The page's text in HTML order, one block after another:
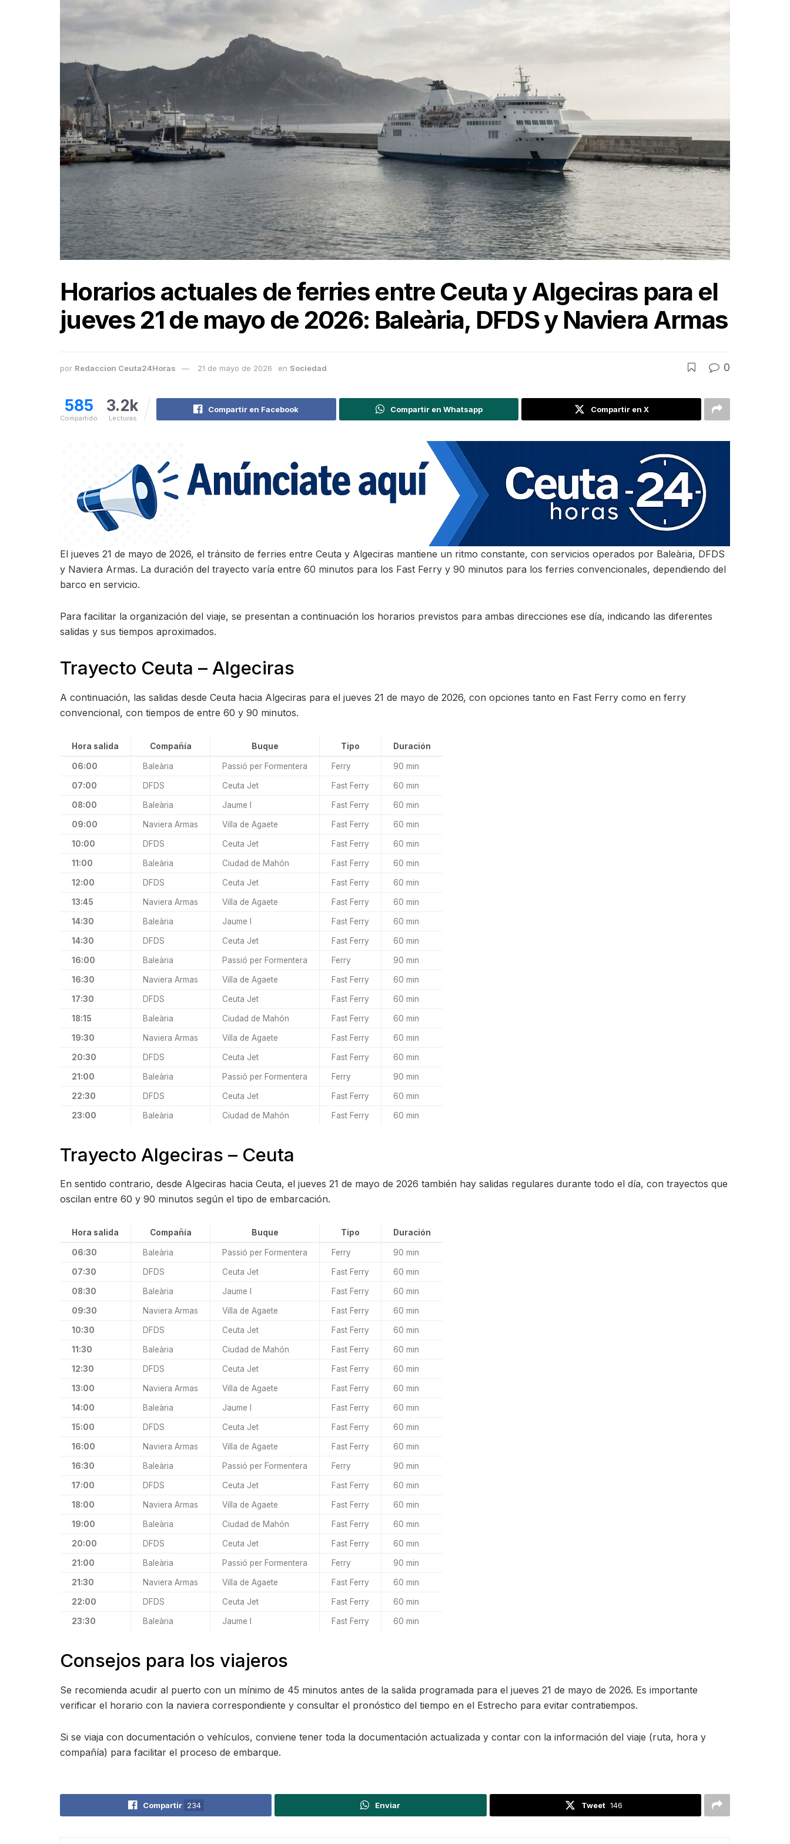
Horarios actuales de ferries entre Ceuta y Algeciras para el
jueves 21 de mayo de 2026: Baleària, DFDS y Naviera Armas
por Redaccion Ceuta24Horas 21 de mayo de 2026 en Sociedad 0
585
Compartido
3.2k
Lecturas
Compartir en Facebook Compartir en Whatsapp Compartir en X
El jueves 21 de mayo de 2026, el tránsito de ferries entre Ceuta y Algeciras mantiene un ritmo constante, con servicios operados por Baleària, DFDS
y Naviera Armas. La duración del trayecto varía entre 60 minutos para los Fast Ferry y 90 minutos para los ferries convencionales, dependiendo del
barco en servicio.
Para facilitar la organización del viaje, se presentan a continuación los horarios previstos para ambas direcciones ese día, indicando las diferentes
salidas y sus tiempos aproximados.
Trayecto Ceuta – Algeciras
A continuación, las salidas desde Ceuta hacia Algeciras para el jueves 21 de mayo de 2026, con opciones tanto en Fast Ferry como en ferry
convencional, con tiempos de entre 60 y 90 minutos.
Hora salida Compañía Buque Tipo Duración
06:00 Baleària Passió per Formentera Ferry 90 min
07:00 DFDS Ceuta Jet Fast Ferry 60 min
08:00 Baleària Jaume I Fast Ferry 60 min
09:00 Naviera Armas Villa de Agaete Fast Ferry 60 min
10:00 DFDS Ceuta Jet Fast Ferry 60 min
11:00 Baleària Ciudad de Mahón Fast Ferry 60 min
12:00 DFDS Ceuta Jet Fast Ferry 60 min
13:45 Naviera Armas Villa de Agaete Fast Ferry 60 min
14:30 Baleària Jaume I Fast Ferry 60 min
14:30 DFDS Ceuta Jet Fast Ferry 60 min
16:00 Baleària Passió per Formentera Ferry 90 min
16:30 Naviera Armas Villa de Agaete Fast Ferry 60 min
17:30 DFDS Ceuta Jet Fast Ferry 60 min
18:15 Baleària Ciudad de Mahón Fast Ferry 60 min
19:30 Naviera Armas Villa de Agaete Fast Ferry 60 min
20:30 DFDS Ceuta Jet Fast Ferry 60 min
21:00 Baleària Passió per Formentera Ferry 90 min
22:30 DFDS Ceuta Jet Fast Ferry 60 min
23:00 Baleària Ciudad de Mahón Fast Ferry 60 min
Trayecto Algeciras – Ceuta
En sentido contrario, desde Algeciras hacia Ceuta, el jueves 21 de mayo de 2026 también hay salidas regulares durante todo el día, con trayectos que
oscilan entre 60 y 90 minutos según el tipo de embarcación.
Hora salida Compañía Buque Tipo Duración
06:30 Baleària Passió per Formentera Ferry 90 min
07:30 DFDS Ceuta Jet Fast Ferry 60 min
08:30 Baleària Jaume I Fast Ferry 60 min
09:30 Naviera Armas Villa de Agaete Fast Ferry 60 min
10:30 DFDS Ceuta Jet Fast Ferry 60 min
11:30 Baleària Ciudad de Mahón Fast Ferry 60 min
12:30 DFDS Ceuta Jet Fast Ferry 60 min
13:00 Naviera Armas Villa de Agaete Fast Ferry 60 min
14:00 Baleària Jaume I Fast Ferry 60 min
15:00 DFDS Ceuta Jet Fast Ferry 60 min
16:00 Naviera Armas Villa de Agaete Fast Ferry 60 min
16:30 Baleària Passió per Formentera Ferry 90 min
17:00 DFDS Ceuta Jet Fast Ferry 60 min
18:00 Naviera Armas Villa de Agaete Fast Ferry 60 min
19:00 Baleària Ciudad de Mahón Fast Ferry 60 min
20:00 DFDS Ceuta Jet Fast Ferry 60 min
21:00 Baleària Passió per Formentera Ferry 90 min
21:30 Naviera Armas Villa de Agaete Fast Ferry 60 min
22:00 DFDS Ceuta Jet Fast Ferry 60 min
23:30 Baleària Jaume I Fast Ferry 60 min
Consejos para los viajeros
Se recomienda acudir al puerto con un mínimo de 45 minutos antes de la salida programada para el jueves 21 de mayo de 2026. Es importante
verificar el horario con la naviera correspondiente y consultar el pronóstico del tiempo en el Estrecho para evitar contratiempos.
Si se viaja con documentación o vehículos, conviene tener toda la documentación actualizada y contar con la información del viaje (ruta, hora y
compañía) para facilitar el proceso de embarque.
Compartir 234 Enviar Tweet 146